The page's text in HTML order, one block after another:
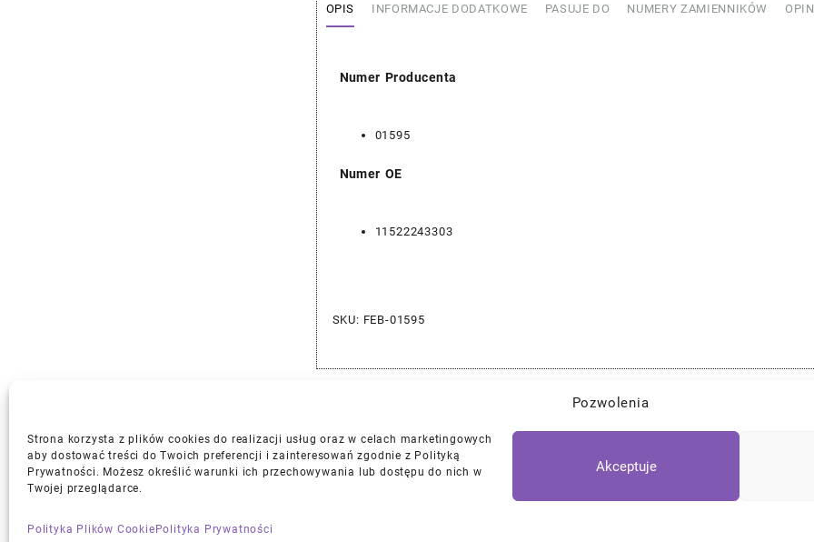
Pozwolenia
Strona korzysta z plików cookies do realizacji usług oraz w celach marketingowych
aby dostować treści do Twoich preferencji i zainteresowań zgodnie z Polityką
Prywatności. Możesz określić warunki ich przechowywania lub dostępu do nich w
Twojej przeglądarce.
Akceptuje
Polityka Plików Cookie Polityka Prywatności
OPIS INFORMACJE DODATKOWE PASUJE DO NUMERY ZAMIENNIKÓW
Numer Producenta
01595
Numer OE
11522243303
SKU: FEB-01595
Najlepszej Jakości Części Samochodowe z Gwarancją Dożywotnią!*
Gwarancja i Zwroty Polityka Prywatności